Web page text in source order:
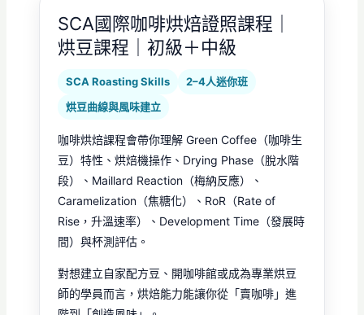
SCA國際咖啡烘焙證照課程｜
烘豆課程｜初級＋中級
SCA Roasting Skills
2–4人迷你班
烘豆曲線與風味建立
咖啡烘焙課程會帶你理解 Green Coffee（咖啡生
豆）特性、烘焙機操作、Drying Phase（脫水階
段）、Maillard Reaction（梅納反應）、
Caramelization（焦糖化）、RoR（Rate of
Rise，升溫速率）、Development Time（發展時
間）與杯測評估。
對想建立自家配方豆、開咖啡館或成為專業烘豆
師的學員而言，烘焙能力能讓你從「賣咖啡」進